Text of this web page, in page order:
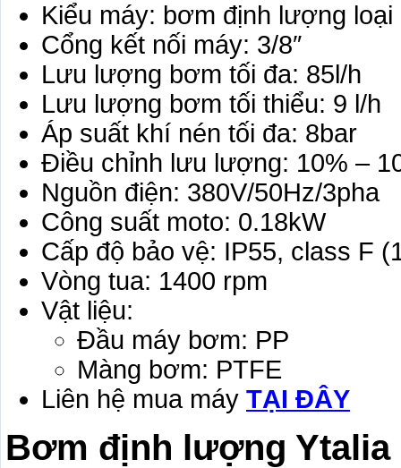
Kiểu máy: bơm định lượng loại
Cổng kết nối máy: 3/8″
Lưu lượng bơm tối đa: 85l/h
Lưu lượng bơm tối thiểu: 9 l/h
Áp suất khí nén tối đa: 8bar
Điều chỉnh lưu lượng: 10% –
Nguồn điện: 380V/50Hz/3pha
Công suất moto: 0.18kW
Cấp độ bảo vệ: IP55, class F
Vòng tua: 1400 rpm
Vật liệu:
Đầu máy bơm: PP
Màng bơm: PTFE
Liên hệ mua máy TẠI ĐÂY
Bơm định lượng Ytalia